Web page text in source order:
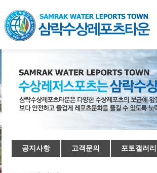
공지사항 고객문의 포토갤러리